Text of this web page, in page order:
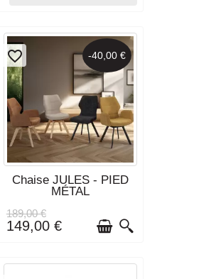
-40,00 €
DÉLAI DE LIVRAISON : 3 À 4
SEMAINES
favorite_border
Chaise JULES - PIED
MÉTAL
189,00 €
149,00 €